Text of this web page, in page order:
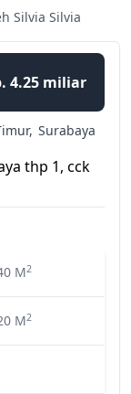
Silvia Silvia
4.25 miliar
Surabaya
thp 1, cck
M2
M2